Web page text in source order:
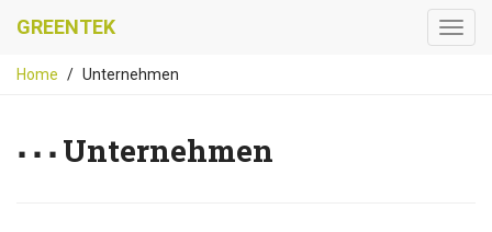
GREENTEK
Home Unternehmen
Unternehmen